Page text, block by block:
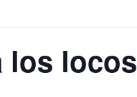
los locos